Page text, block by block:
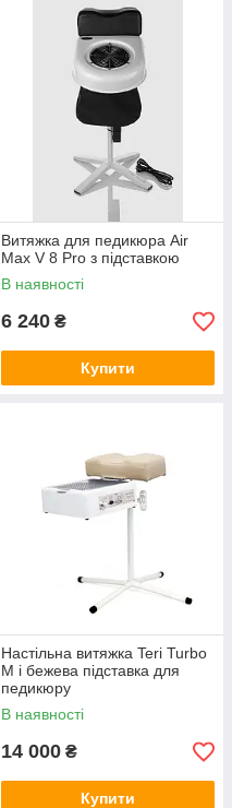
Витяжка для педикюра Air
Max V 8 Pro з підставкою
В наявності
6 240 ₴
Купити
Настільна витяжка Teri Turbo
M і бежева підставка для
педикюру
В наявності
14 000 ₴
Купити